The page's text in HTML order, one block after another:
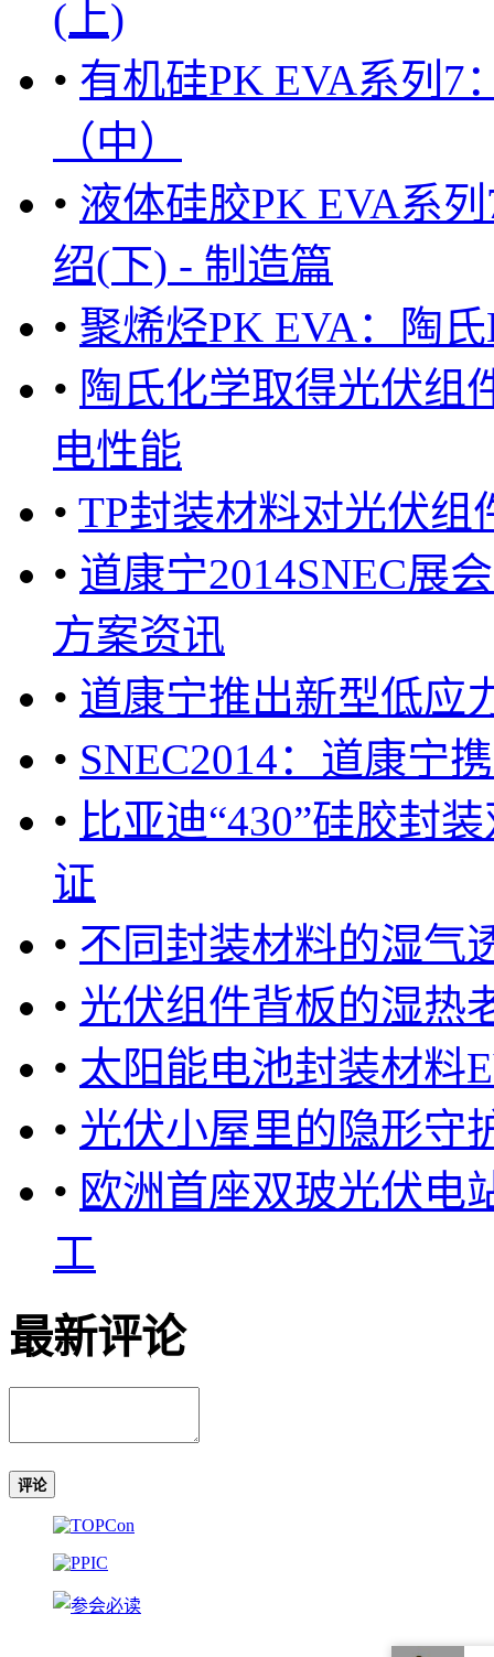
(上)
• 有机硅PK EVA系列7
（中）
• 液体硅胶PK EVA系
绍(下) - 制造篇
• 聚烯烃PK EVA：陶
• 陶氏化学取得光伏组
电性能
• TP封装材料对光伏组
• 道康宁2014SNEC展
方案资讯
• 道康宁推出新型低应
• SNEC2014：道康宁
• 比亚迪“430”硅胶封
证
• 不同封装材料的湿气
• 光伏组件背板的湿热
• 太阳能电池封装材料
• 光伏小屋里的隐形守
• 欧洲首座双玻光伏电
工
最新评论
评论